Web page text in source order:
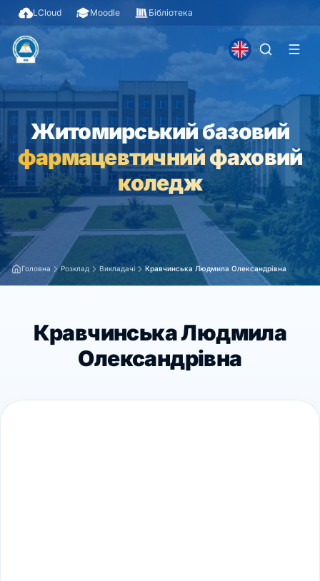
LCloud Moodle Бібліотека
Житомирський базовий
фармацевтичний фаховий
коледж
Головна Розклад Викладачі Кравчинська Людмила Олександрівна
Кравчинська Людмила
Олександрівна